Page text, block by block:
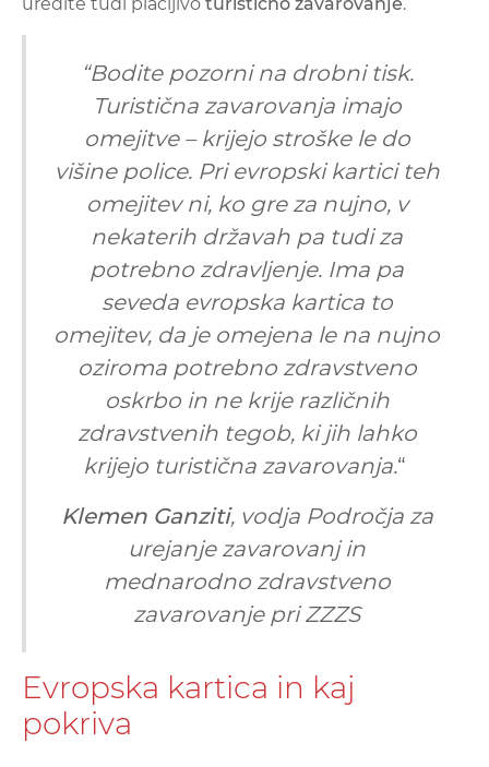
“Bodite pozorni na drobni tisk.
Turistična zavarovanja imajo
omejitve – krijejo stroške le do
višine police. Pri evropski kartici teh
omejitev ni, ko gre za nujno, v
nekaterih državah pa tudi za
potrebno zdravljenje. Ima pa
seveda evropska kartica to
omejitev, da je omejena le na nujno
oziroma potrebno zdravstveno
oskrbo in ne krije različnih
zdravstvenih tegob, ki jih lahko
krijejo turistična zavarovanja.“
Klemen Ganziti, vodja Področja za
urejanje zavarovanj in
mednarodno zdravstveno
zavarovanje pri ZZZS
Evropska kartica in kaj
pokriva